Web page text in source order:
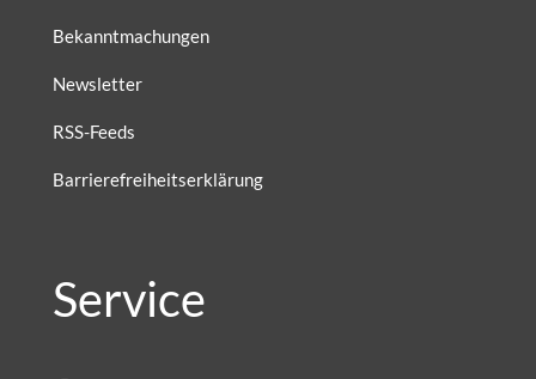
Bekanntmachungen
Newsletter
RSS-Feeds
Barrierefreiheitserklärung
Service